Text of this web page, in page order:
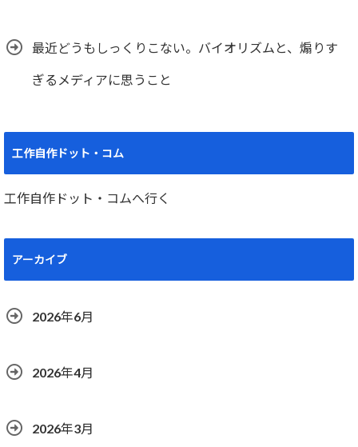
最近どうもしっくりこない。バイオリズムと、煽りす
ぎるメディアに思うこと
工作自作ドット・コム
工作自作ドット・コムへ行く
アーカイブ
2026年6月
2026年4月
2026年3月